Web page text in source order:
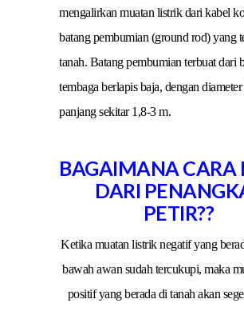
mengalirkan muatan listrik dari kabel
batang pembumian (ground rod) yang
tanah. Batang pembumian terbuat dari
tembaga berlapis baja, dengan
panjang sekitar 1,8-3 m.
BAGAIMANA CARA
DARI
PETIR??
Ketika muatan listrik negatif yang
bawah awan sudah tercukupi, maka
positif yang berada di tanah akan